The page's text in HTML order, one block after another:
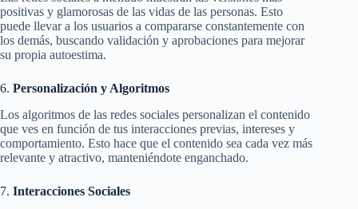
positivas y glamorosas de las vidas de las personas. Esto
puede llevar a los usuarios a compararse constantemente con
los demás, buscando validación y aprobaciones para mejorar
su propia autoestima.
6. Personalización y Algoritmos
Los algoritmos de las redes sociales personalizan el contenido
que ves en función de tus interacciones previas, intereses y
comportamiento. Esto hace que el contenido sea cada vez más
relevante y atractivo, manteniéndote enganchado.
7. Interacciones Sociales